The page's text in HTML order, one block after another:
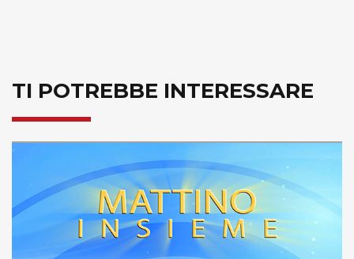
TI POTREBBE INTERESSARE